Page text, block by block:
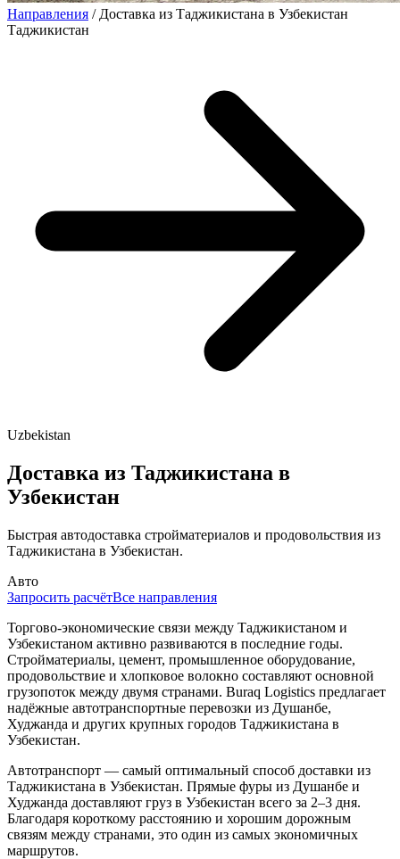
Направления / Доставка из Таджикистана в Узбекистан
Таджикистан
Uzbekistan
Доставка из Таджикистана в
Узбекистан
Быстрая автодоставка стройматериалов и продовольствия из
Таджикистана в Узбекистан.
Авто
Запросить расчётВсе направления
Торгово-экономические связи между Таджикистаном и
Узбекистаном активно развиваются в последние годы.
Стройматериалы, цемент, промышленное оборудование,
продовольствие и хлопковое волокно составляют основной
грузопоток между двумя странами. Buraq Logistics предлагает
надёжные автотранспортные перевозки из Душанбе,
Худжанда и других крупных городов Таджикистана в
Узбекистан.
Автотранспорт — самый оптимальный способ доставки из
Таджикистана в Узбекистан. Прямые фуры из Душанбе и
Худжанда доставляют груз в Узбекистан всего за 2–3 дня.
Благодаря короткому расстоянию и хорошим дорожным
связям между странами, это один из самых экономичных
маршрутов.